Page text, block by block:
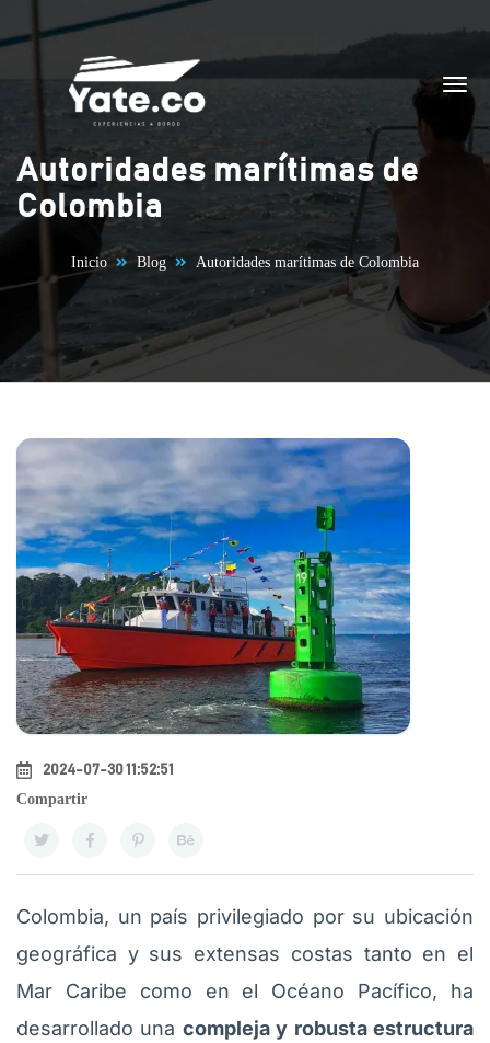
Saltar al contenido
Autoridades marítimas de
Colombia
Inicio Blog Autoridades marítimas de Colombia
2024-07-30 11:52:51
Compartir
Colombia, un país privilegiado por su ubicación
geográfica y sus extensas costas tanto en el
Mar Caribe como en el Océano Pacífico, ha
desarrollado una compleja y robusta estructura